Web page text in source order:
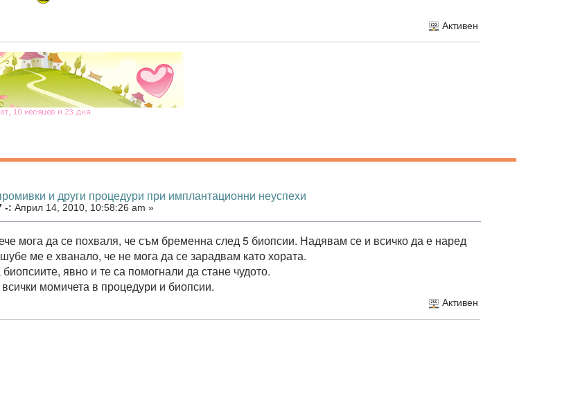
Активен
и други процедури при имплантационни неуспехи
-: Април 14, 2010, 10:58:26 am »
мога да се похваля, че съм бременна след 5 биопсии. Надявам се и всичко да е наред
ме е хванало, че не мога да се зарадвам като хората.
явно и те са помогнали да стане чудото.
момичета в процедури и биопсии.
Активен